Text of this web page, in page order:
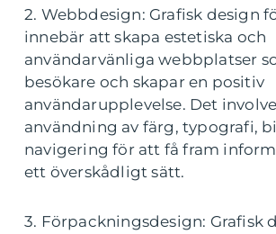
2. Webbdesign: Grafisk design
innebär att skapa estetiska och
användarvänliga webbplatser
besökare och skapar en positiv
användarupplevelse. Det
användning av färg, typografi,
navigering för att få fram
ett överskådligt sätt.
3. Förpackningsdesign: Grafisk